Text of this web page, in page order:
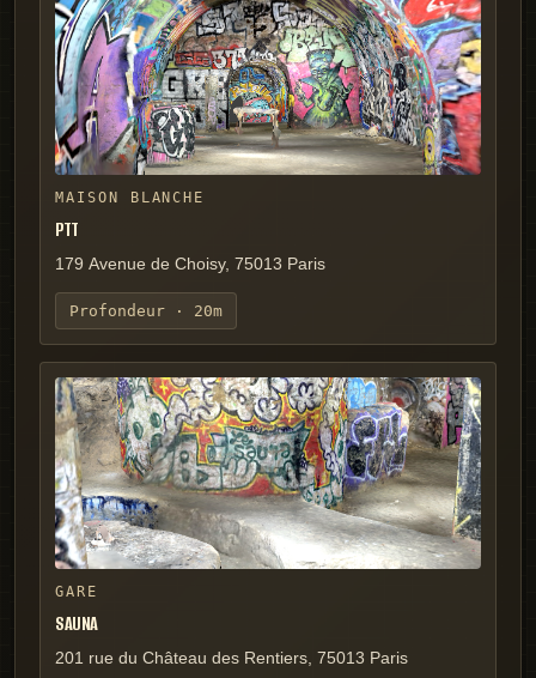
MAISON BLANCHE
PTT
179 Avenue de Choisy, 75013 Paris
Profondeur · 20m
GARE
SAUNA
201 rue du Château des Rentiers, 75013 Paris